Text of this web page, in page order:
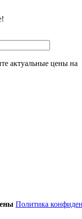
актуальные цены на
Политика